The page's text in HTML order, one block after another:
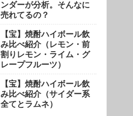
ンダーが分析。そんなに
売れてるの？
【宝】焼酎ハイボール飲
み比べ紹介（レモン・前
割りレモン・ライム・グ
レープフルーツ）
【宝】焼酎ハイボール飲
み比べ紹介（サイダー系
全てとラムネ）